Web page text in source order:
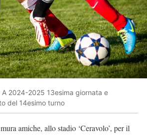
A 2024-2025 13esima giornata e
del 14esimo turno
amiche, allo stadio ‘Ceravolo’, per il